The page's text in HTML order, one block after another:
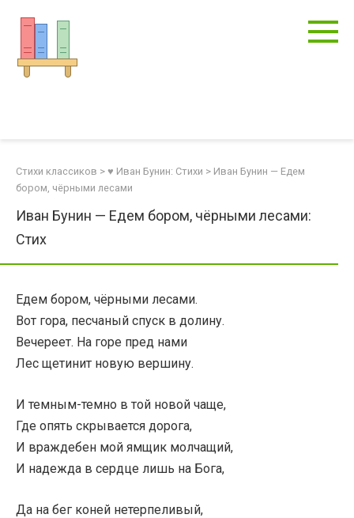
контенту
Стихи классиков > ♥ Иван Бунин: Стихи > Иван Бунин — Едем
бором, чёрными лесами
Иван Бунин — Едем бором, чёрными лесами:
Стих
Едем бором, чёрными лесами.
Вот гора, песчаный спуск в долину.
Вечереет. На горе пред нами
Лес щетинит новую вершину.
И темным-темно в той новой чаще,
Где опять скрывается дорога,
И враждебен мой ямщик молчащий,
И надежда в сердце лишь на Бога,
Да на бег коней нетерпеливый,